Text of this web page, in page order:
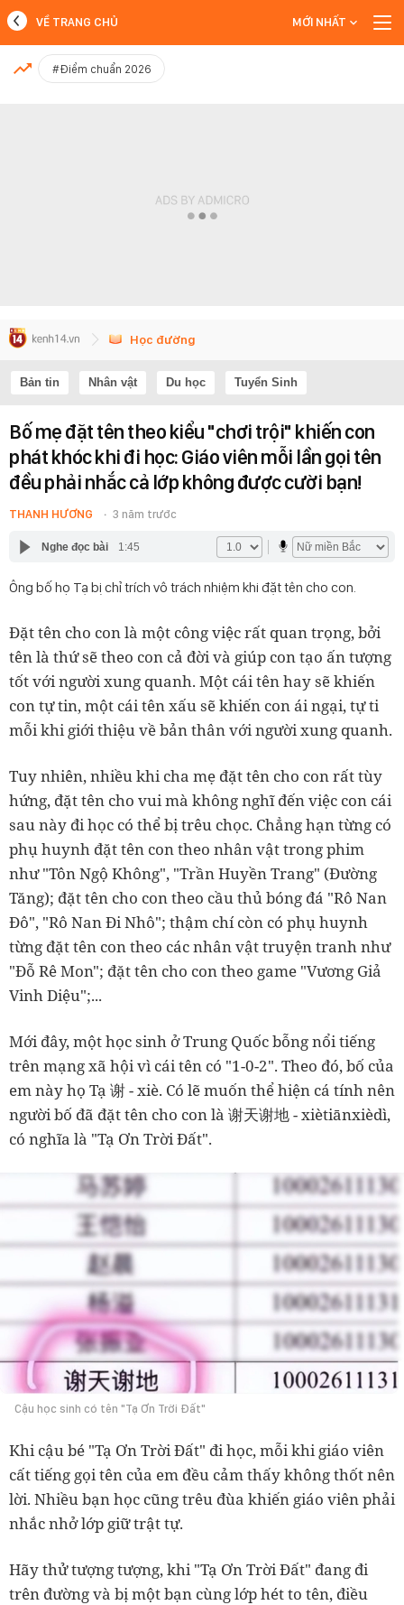
MỚI NHẤT
VỀ TRANG CHỦ MỚI NHẤT
#Điểm chuẩn 2026
Học đường
Bản tin Nhân vật Du học Tuyển Sinh
Bố mẹ đặt tên theo kiểu "chơi trội" khiến con
phát khóc khi đi học: Giáo viên mỗi lần gọi tên
đều phải nhắc cả lớp không được cười bạn!
THANH HƯƠNG 3 năm trước
Nghe đọc bài 1:45
Ông bố họ Tạ bị chỉ trích vô trách nhiệm khi đặt tên cho con.
Đặt tên cho con là một công việc rất quan trọng, bởi
tên là thứ sẽ theo con cả đời và giúp con tạo ấn tượng
tốt với người xung quanh. Một cái tên hay sẽ khiến
con tự tin, một cái tên xấu sẽ khiến con ái ngại, tự ti
mỗi khi giới thiệu về bản thân với người xung quanh.
Tuy nhiên, nhiều khi cha mẹ đặt tên cho con rất tùy
hứng, đặt tên cho vui mà không nghĩ đến việc con cái
sau này đi học có thể bị trêu chọc. Chẳng hạn từng có
phụ huynh đặt tên con theo nhân vật trong phim
như "Tôn Ngộ Không", "Trần Huyền Trang" (Đường
Tăng); đặt tên cho con theo cầu thủ bóng đá "Rô Nan
Đô", "Rô Nan Đi Nhô"; thậm chí còn có phụ huynh
từng đặt tên con theo các nhân vật truyện tranh như
"Đỗ Rê Mon"; đặt tên cho con theo game "Vương Giả
Vinh Diệu";...
Mới đây, một học sinh ở Trung Quốc bỗng nổi tiếng
trên mạng xã hội vì cái tên có "1-0-2". Theo đó, bố của
em này họ Tạ 谢 - xiè. Có lẽ muốn thể hiện cá tính nên
người bố đã đặt tên cho con là 谢天谢地 - xiètiānxièdì,
có nghĩa là "Tạ Ơn Trời Đất".
Cậu học sinh có tên "Tạ Ơn Trời Đất"
Khi cậu bé "Tạ Ơn Trời Đất" đi học, mỗi khi giáo viên
cất tiếng gọi tên của em đều cảm thấy không thốt nên
lời. Nhiều bạn học cũng trêu đùa khiến giáo viên phải
nhắc nhở lớp giữ trật tự.
Hãy thử tượng tượng, khi "Tạ Ơn Trời Đất" đang đi
trên đường và bị một bạn cùng lớp hét to tên, điều